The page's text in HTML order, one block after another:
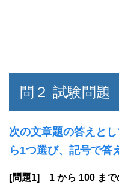
問２ 試験問題
次の文章題の答えと
ら1つ選び、記号で答
[問題1] 1 から 100 まで